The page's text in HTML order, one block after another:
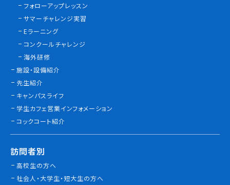
フォローアップレッスン
サマーチャレンジ実習
Eラーニング
コンクールチャレンジ
海外研修
施設・設備紹介
先生紹介
キャンパスライフ
学生カフェ営業インフォメーション
コックコート紹介
訪問者別
高校生の方へ
社会人・大学生・短大生の方へ